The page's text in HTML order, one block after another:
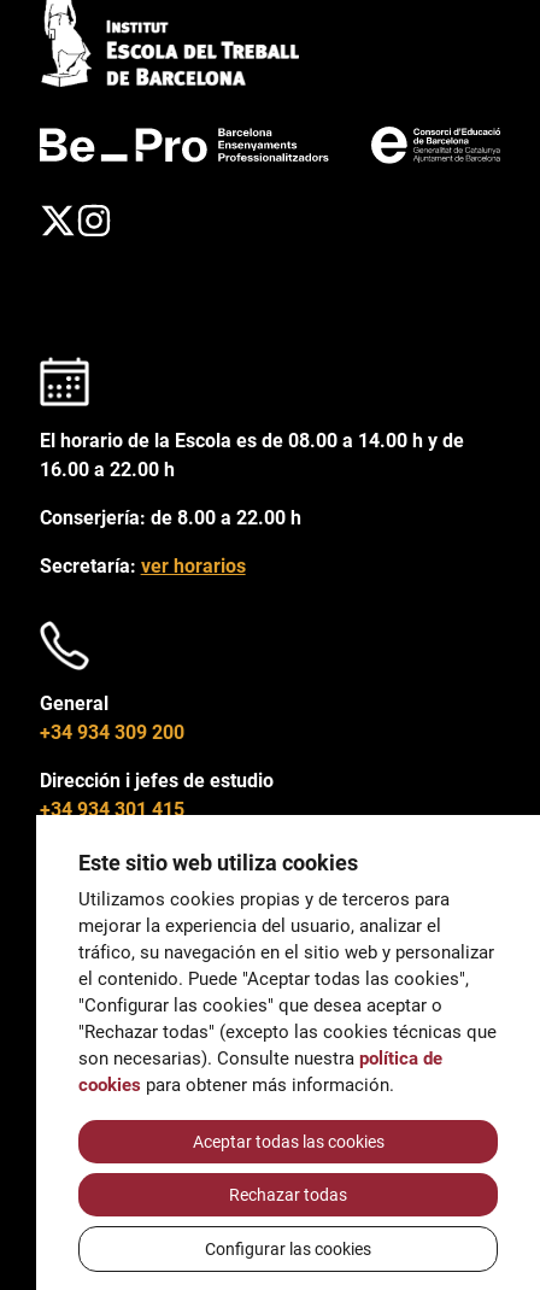
El horario de la Escola es de 08.00 a 14.00 h y de
16.00 a 22.00 h
Conserjería: de 8.00 a 22.00 h
Secretaría: ver horarios
General
+34 934 309 200
Dirección i jefes de estudio
+34 934 301 415
General
correu@escoladeltreball.org
Información
informacio@escoladeltreball.org
Trámites de secretaría
AccessibilidadAviso legal y Política de Privacidad
Política de cookies
Créditos
Este sitio web utiliza cookies
Utilizamos cookies propias y de terceros para
mejorar la experiencia del usuario, analizar el
tráfico, su navegación en el sitio web y personalizar
el contenido. Puede "Aceptar todas las cookies",
"Configurar las cookies" que desea aceptar o
"Rechazar todas" (excepto las cookies técnicas que
son necesarias). Consulte nuestra política de
cookies para obtener más información.
Aceptar todas las cookies
Rechazar todas
Configurar las cookies